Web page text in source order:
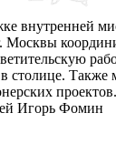
внутренней
Москвы
столице. Также
Игорь Фомин